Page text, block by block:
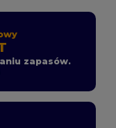
zapasów.